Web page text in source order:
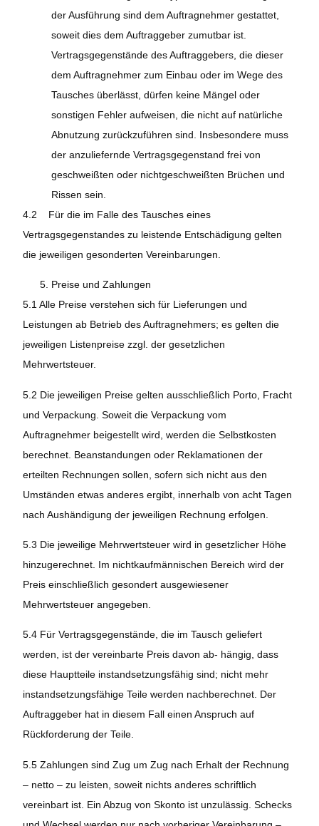
der Ausführung sind dem Auftragnehmer gestattet,
soweit dies dem Auftraggeber zumutbar ist.
Vertragsgegenstände des Auftraggebers, die dieser
dem Auftragnehmer zum Einbau oder im Wege des
Tausches überlässt, dürfen keine Mängel oder
sonstigen Fehler aufweisen, die nicht auf natürliche
Abnutzung zurückzuführen sind. Insbesondere muss
der anzuliefernde Vertragsgegenstand frei von
geschweißten oder nichtgeschweißten Brüchen und
Rissen sein.
4.2 Für die im Falle des Tausches eines
Vertragsgegenstandes zu leistende Entschädigung gelten
die jeweiligen gesonderten Vereinbarungen.
Preise und Zahlungen
5.1 Alle Preise verstehen sich für Lieferungen und
Leistungen ab Betrieb des Auftragnehmers; es gelten die
jeweiligen Listenpreise zzgl. der gesetzlichen
Mehrwertsteuer.
5.2 Die jeweiligen Preise gelten ausschließlich Porto, Fracht
und Verpackung. Soweit die Verpackung vom
Auftragnehmer beigestellt wird, werden die Selbstkosten
berechnet. Beanstandungen oder Reklamationen der
erteilten Rechnungen sollen, sofern sich nicht aus den
Umständen etwas anderes ergibt, innerhalb von acht Tagen
nach Aushändigung der jeweiligen Rechnung erfolgen.
5.3 Die jeweilige Mehrwertsteuer wird in gesetzlicher Höhe
hinzugerechnet. Im nichtkaufmännischen Bereich wird der
Preis einschließlich gesondert ausgewiesener
Mehrwertsteuer angegeben.
5.4 Für Vertragsgegenstände, die im Tausch geliefert
werden, ist der vereinbarte Preis davon ab- hängig, dass
diese Hauptteile instandsetzungsfähig sind; nicht mehr
instandsetzungsfähige Teile werden nachberechnet. Der
Auftraggeber hat in diesem Fall einen Anspruch auf
Rückforderung der Teile.
5.5 Zahlungen sind Zug um Zug nach Erhalt der Rechnung
– netto – zu leisten, soweit nichts anderes schriftlich
vereinbart ist. Ein Abzug von Skonto ist unzulässig. Schecks